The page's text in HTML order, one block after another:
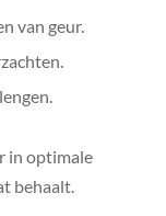
van geur.
in optimale
behaalt.